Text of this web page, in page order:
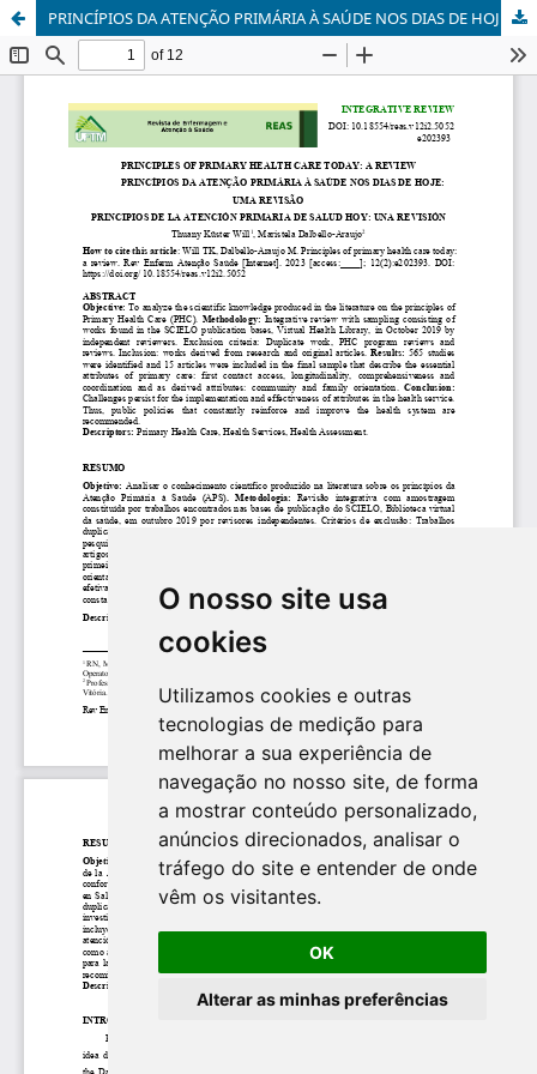
O nosso site usa
cookies
Utilizamos cookies e outras
tecnologias de medição para
melhorar a sua experiência de
navegação no nosso site, de forma
a mostrar conteúdo personalizado,
anúncios direcionados, analisar o
tráfego do site e entender de onde
vêm os visitantes.
OK
Alterar as minhas preferências
PRINCÍPIOS DA ATENÇÃO PRIMÁRIA À SAÚDE NOS DIAS DE HOJE: UMA REVISÃO